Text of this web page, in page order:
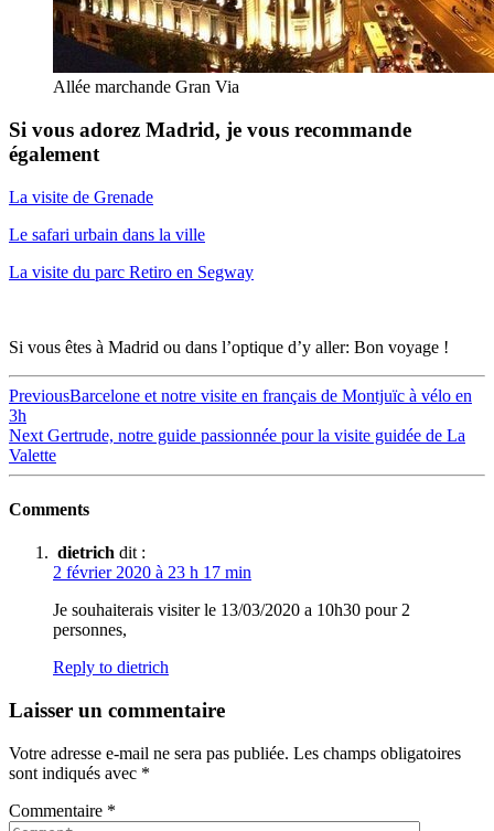
Allée marchande Gran Via
Si vous adorez Madrid, je vous recommande
également
La visite de Grenade
Le safari urbain dans la ville
La visite du parc Retiro en Segway
Si vous êtes à Madrid ou dans l’optique d’y aller: Bon voyage !
Navigation
de
l’article
PreviousPrevious
Barcelone et notre visite en français de Montjuïc à vélo en
3h
Next Next
post:
Gertrude, notre guide passionnée pour la visite guidée de La
Valette
Comments
dietrich dit :
2 février 2020 à 23 h 17 min
Je souhaiterais visiter le 13/03/2020 a 10h30 pour 2
personnes,
Reply to dietrich
Laisser un commentaire
Votre adresse e-mail ne sera pas publiée. Les champs obligatoires
sont indiqués avec *
Commentaire *